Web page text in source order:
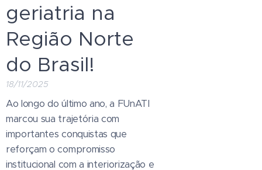
geriatria na
Região Norte
do Brasil!
18/11/2025
Ao longo do último ano, a FUnATI
marcou sua trajetória com
importantes conquistas que
reforçam o compromisso
institucional com a interiorização e